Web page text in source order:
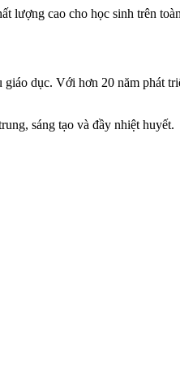
lượng cao cho học sinh trên
dục. Với hơn 20 năm phát
sáng tạo và đầy nhiệt huyết.